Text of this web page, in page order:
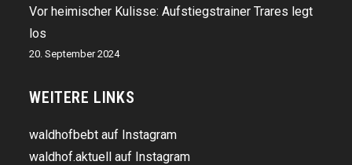
Vor heimischer Kulisse: Aufstiegstrainer Trares legt
los
20. September 2024
WEITERE LINKS
waldhofbebt auf Instagram
waldhof.aktuell auf Instagram